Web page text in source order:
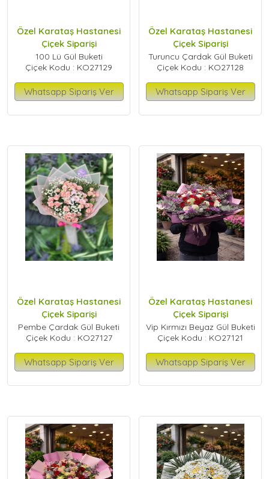
Özel Karataş Hastanesi
Çiçek Siparişi
100 Lü Gül Buketi
Çiçek Kodu : KO27129
Whatsapp Sipariş Ver
Özel Karataş Hastanesi
Çiçek Siparişi
Turuncu Çardak Gül Buketi
Çiçek Kodu : KO27128
Whatsapp Sipariş Ver
Özel Karataş Hastanesi
Çiçek Siparişi
Pembe Çardak Gül Buketi
Çiçek Kodu : KO27127
Whatsapp Sipariş Ver
Özel Karataş Hastanesi
Çiçek Siparişi
Vip Kırmızı Beyaz Gül Buketi
Çiçek Kodu : KO27121
Whatsapp Sipariş Ver